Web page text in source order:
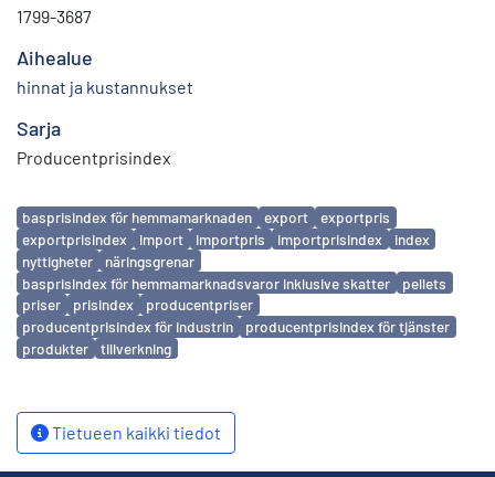
1799-3687
Aihealue
hinnat ja kustannukset
Sarja
Producentprisindex
Avainsanat
basprisindex för hemmamarknaden export
exportpris
exportprisindex
import importpris importprisindex
index
nyttigheter
näringsgrenar
basprisindex för hemmamarknadsvaror inklusive skatter
pellets
priser
prisindex
producentpriser
producentprisindex för industrin
producentprisindex för tjänster
produkter
tillverkning
Tietueen kaikki tiedot